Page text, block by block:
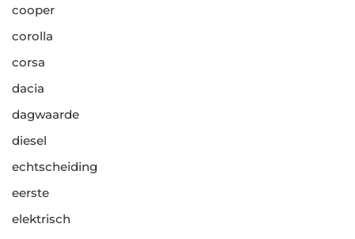
cooper
corolla
corsa
dacia
dagwaarde
diesel
echtscheiding
eerste
elektrisch